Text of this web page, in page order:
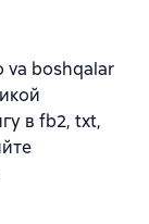
va boshqalar
в fb2, txt,